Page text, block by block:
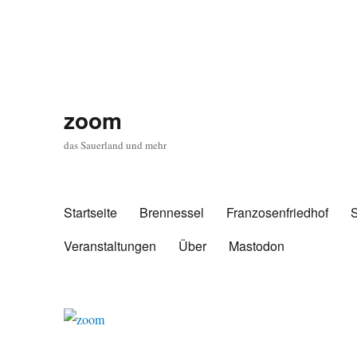
zoom
das Sauerland und mehr
Startseite Brennessel Franzosenfriedhof
Veranstaltungen
Über Mastodon